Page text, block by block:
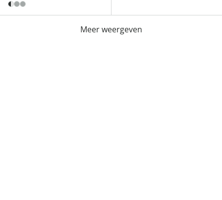
Meer weergeven